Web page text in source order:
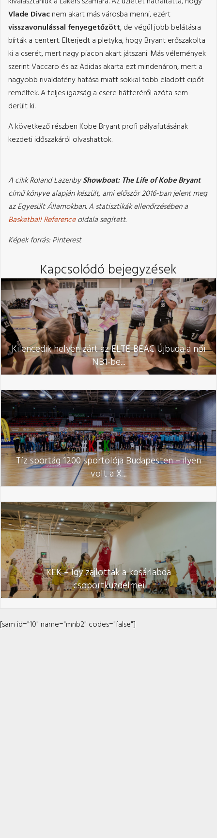
Vlade Divacnem akart más városba menni, ezért
visszavonulással fenyegetőzött, de végül jobb belátásra
bírták a centert. Elterjedt a pletyka, hogy Bryant erőszakolta
ki a cserét, mert nagy piacon akart játszani. Más vélemények
szerint Vaccaro és az Adidas akarta ezt mindenáron, mert a
nagyobb rivaldafény hatása miatt sokkal több eladott cipőt
reméltek. A teljes igazság a csere hátteréről azóta sem
derült ki.
A következő részben Kobe Bryant profi pályafutásának
kezdeti időszakáról olvashattok.
A cikk Roland LazenbyShowboat: The Life of Kobe Bryant
című könyve alapján készült, ami először 2016-ban jelent meg
az Egyesült Államokban. A statisztikák ellenőrzésében a
Basketball Referenceoldala segített.
Képek forrás: Pinterest
Kapcsolódó bejegyzések
Kilencedik helyen zárt az ELTE-BEAC Újbuda a női
NB1-be...
Tíz sportág 1200 sportolója Budapesten – ilyen
volt a X...
KEK – Így zajlottak a kosárlabda
csoportküzdelmei
[sam id="10" name="mnb2" codes="false"]